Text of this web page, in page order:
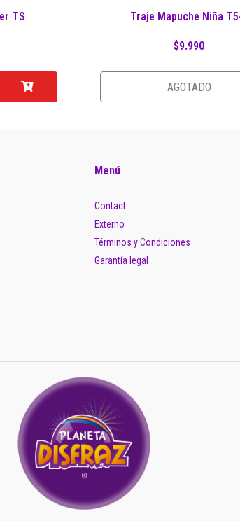
TS Traje Mapuche Niña
$9.990
AGOTADO
Menú
Contact
Externo
Términos y Condiciones
Garantía legal